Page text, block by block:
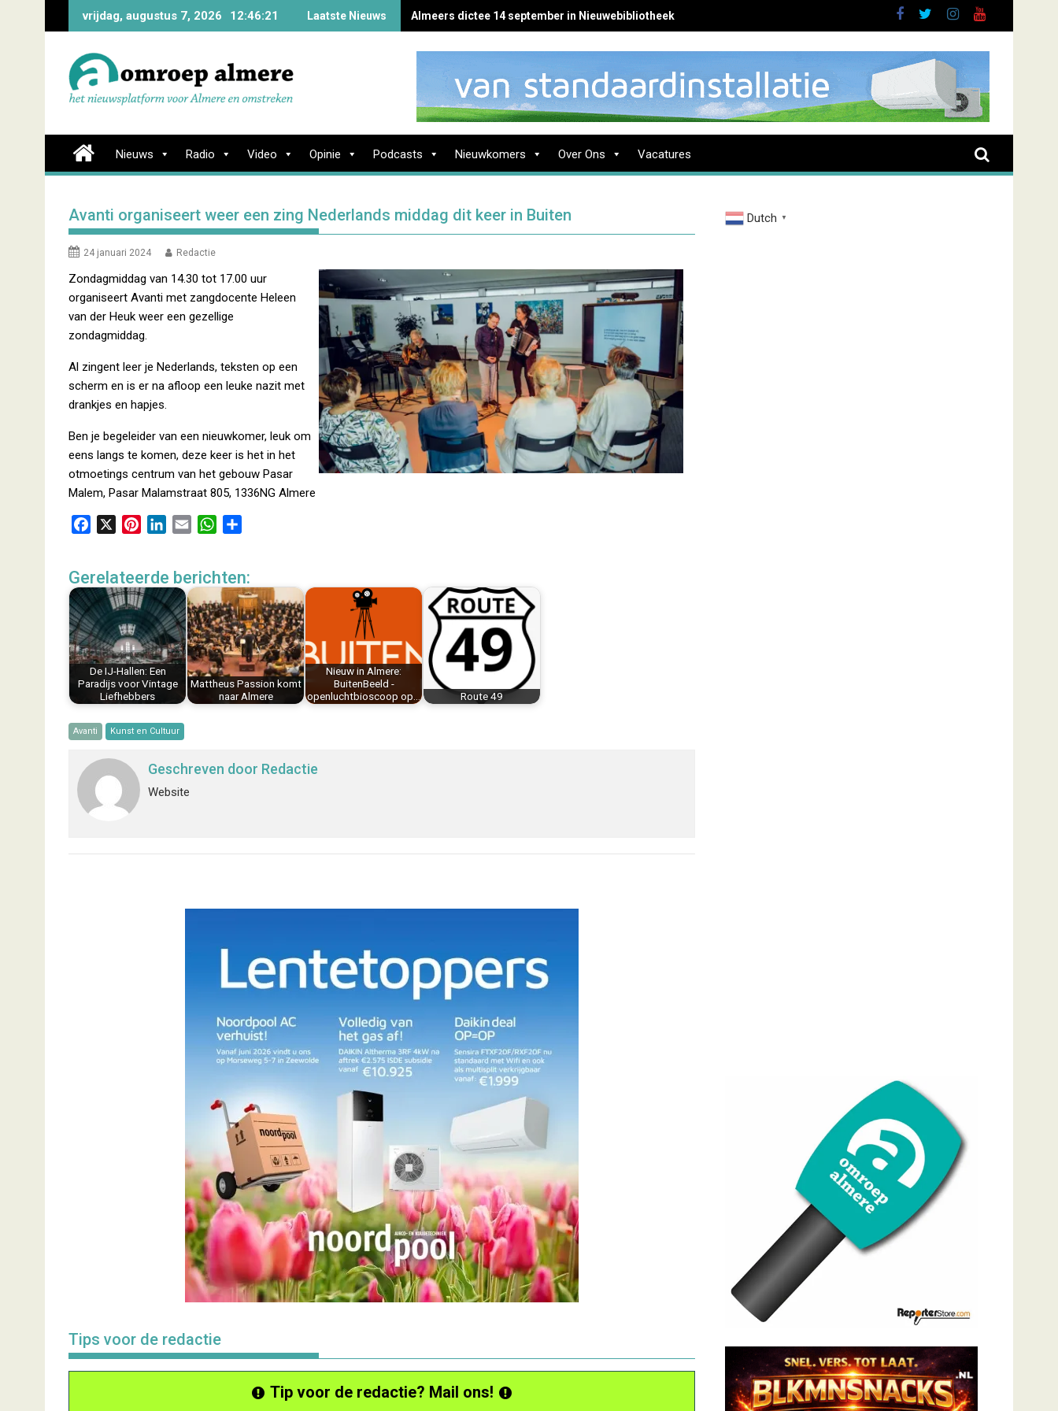
vrijdag, augustus 7, 2026 12:46:21 Laatste Nieuws Almeers dictee 14 september in Nieuwebibliotheek
Nieuws Radio Video Opinie Podcasts Nieuwkomers Over Ons Vacatures
Avanti organiseert weer een zing Nederlands middag dit keer in Buiten
24 januari 2024 Redactie
Zondagmiddag van 14.30 tot 17.00 uur
organiseert Avanti met zangdocente Heleen
van der Heuk weer een gezellige
zondagmiddag.
Al zingent leer je Nederlands, teksten op een
scherm en is er na afloop een leuke nazit met
drankjes en hapjes.
Ben je begeleider van een nieuwkomer, leuk om
eens langs te komen, deze keer is het in het
otmoetings centrum van het gebouw Pasar
Malem, Pasar Malamstraat 805, 1336NG Almere
e
b
o
o
k
t
e
e
s
t
k
e
d
I
n
i
l
W
t
s
A
p
p
e
n
Gerelateerde berichten:
De IJ-Hallen: Een
Paradijs voor Vintage
Liefhebbers
Mattheus Passion komt
naar Almere
Nieuw in Almere:
BuitenBeeld -
openluchtbioscoop op…
Route 49
Avanti Kunst en Cultuur
Geschreven door Redactie
Website
Tips voor de redactie
Tip voor de redactie? Mail ons!
Dutch ▼